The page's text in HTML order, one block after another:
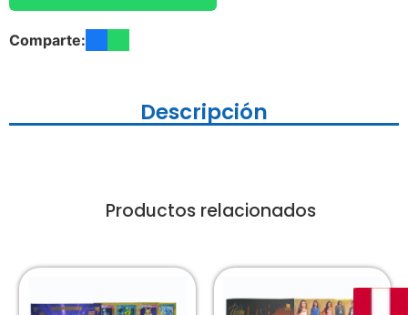
Comparte:
Descripción
Productos relacionados